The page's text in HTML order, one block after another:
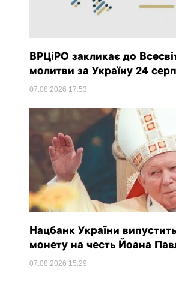
ВРЦіРО закликає до
молитви за Україну 24
07.08.2026 17:53
Нацбанк України
монету на честь Йоана
07.08.2026 15:29